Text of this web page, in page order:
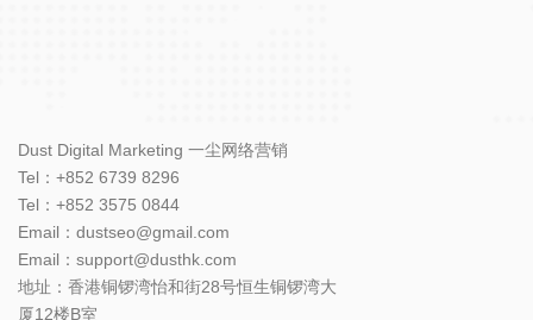
谷歌SEO
Google SEO优化排名